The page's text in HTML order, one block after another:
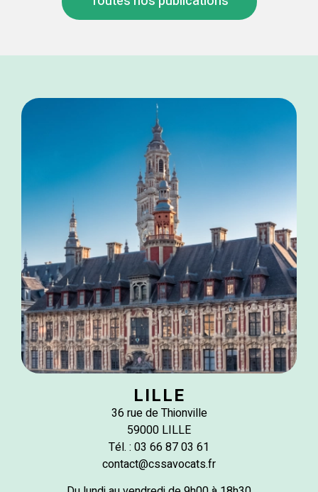
LILLE
36 rue de Thionville
59000 LILLE
Tél. : 03 66 87 03 61
contact@cssavocats.fr